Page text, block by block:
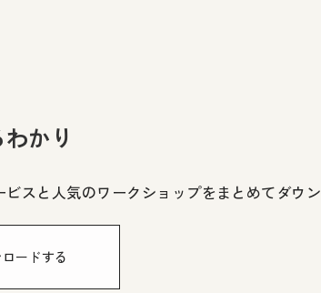
かり
ビスと人気のワークショップをまとめてダウ
ードする